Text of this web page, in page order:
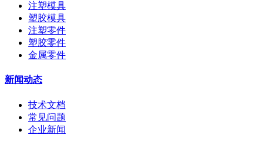
注塑模具
塑胶模具
注塑零件
塑胶零件
金属零件
新闻动态
技术文档
常见问题
企业新闻